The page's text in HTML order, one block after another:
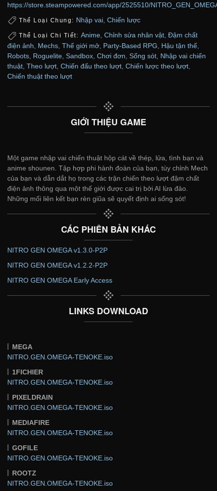
https://store.steampowered.com/app/2525510/
Thể Loại Chung: Nhập vai Chiến lược
Thể Loại Chi Tiết: Anime, Chỉnh sửa nhân vật, Đậm chất
điện ảnh
Mechs Thế giới mở Party-Based RPG Hậu tận thế
Robots Roguelite Sandbox Chơi đơn Sống sót Nhập vai chiến
thuật Theo lượt Chiến đấu theo lượt Chiến lược theo lượt
Chiến thuật theo lượt
GIỚI THIỆU GAME
Một game nhập vai chiến thuật hộp cát về thép, lửa, tình bạn và
anime shounen. Tập hợp phi hành đoàn của bạn, tùy chỉnh Mech
của bạn và dẫn dắt họ trong các trận chiến theo lượt đậm chất
điện ảnh thông qua một thế giới được cai trị bởi AI lừa đảo.
Những mối liên kết bạn rèn giũa sẽ quyết định ai sống sót!
CÁC PHIÊN BẢN KHÁC
NITRO GEN OMEGA v1.3.0-P2P
NITRO GEN OMEGA v1.2.2-P2P
NITRO GEN OMEGA Early Access
LINKS DOWNLOAD
MEGA
NITRO.GEN.OMEGA-TENOKE.iso
1FICHIER
NITRO.GEN.OMEGA-TENOKE.iso
PIXELDRAIN
NITRO.GEN.OMEGA-TENOKE.iso
MEDIAFIRE
NITRO.GEN.OMEGA-TENOKE.iso
GOFILE
NITRO.GEN.OMEGA-TENOKE.iso
ROOTZ
NITRO.GEN.OMEGA-TENOKE.iso